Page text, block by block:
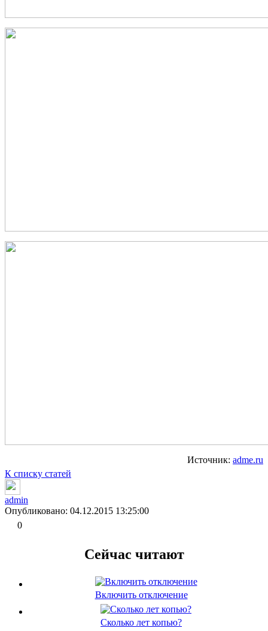
Источник: adme.ru
К списку статей
admin
Опубликовано: 04.12.2015 13:25:00
0
Сейчас читают
Включить отключение
Сколько лет копью?